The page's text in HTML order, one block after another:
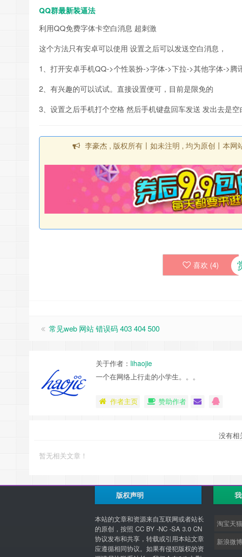
QQ群最新装逼法
利用QQ免费字体卡空白消息 超刺激
这个方法只有安卓可以使用 设置之后可以发送空白消息，
1、打开安卓手机QQ->个性装扮->字体->下拉->其他字体->腾
2、有兴趣的可以试试。直接设置便可，目前是限免的
3、设置之后手机打个空格 然后手机键盘回车发送 发出去是
李豪杰 , 版权所有丨如未注明 , 均为原创丨本网
喜欢 (4)
常见web 网站 错误码 403 404 500
关于作者： lihaojie
一个在网络上行走的小学生。。。
作者主页 赞助作者
没有相
暂无相关文章！
版权声明
本站的文章和资源来自互联网或者站长
的原创，按照 CC BY -NC -SA 3.0 CN
协议发布和共享，转载或引用本站文章
应遵循相同协议。如果有侵犯版权的资
淘宝天
新浪微博